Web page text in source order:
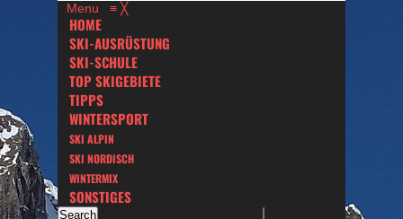
Menu ≡ ╳
HOME
SKI-AUSRÜSTUNG
SKI-SCHULE
TOP SKIGEBIETE
TIPPS
WINTERSPORT
SKI ALPIN
SKI NORDISCH
WINTERMIX
SONSTIGES